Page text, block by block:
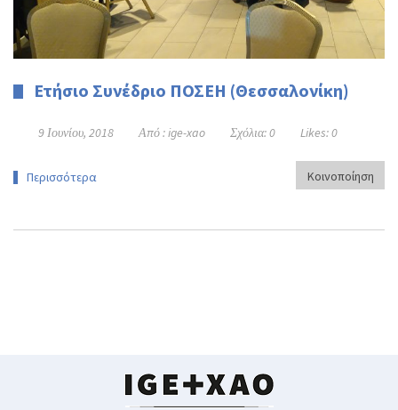
Ετήσιο Συνέδριο ΠΟΣΕΗ (Θεσσαλονίκη)
9 Ιουνίου, 2018 Από :ige-xao Σχόλια:0 Likes:0
Περισσότερα Κοινοποίηση